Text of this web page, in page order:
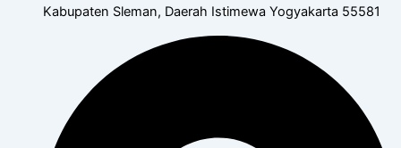
Kabupaten Sleman, Daerah Istimewa Yogyakarta 55581